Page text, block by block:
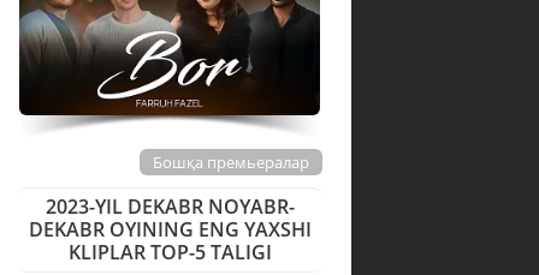
Бошқа премьералар
2023-YIL DEKABR NOYABR-
DEKABR OYINING ENG YAXSHI
KLIPLAR TOP-5 TALIGI